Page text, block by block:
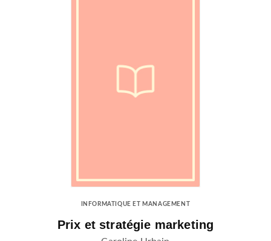
INFORMATIQUE ET MANAGEMENT
Prix et stratégie marketing